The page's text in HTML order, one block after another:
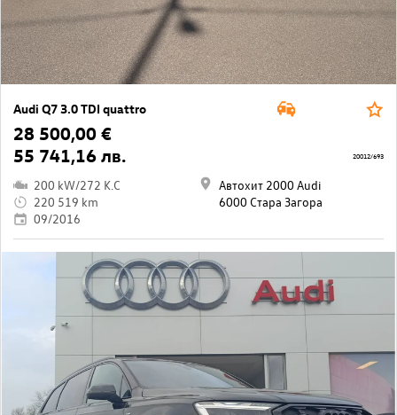
Audi Q7 3.0 TDI quattro
28 500,00 €
55 741,16 лв.
200 kW/272 K.C
220 519 km
09/2016
Автохит 2000 Audi
6000 Стара Загора
20012/693